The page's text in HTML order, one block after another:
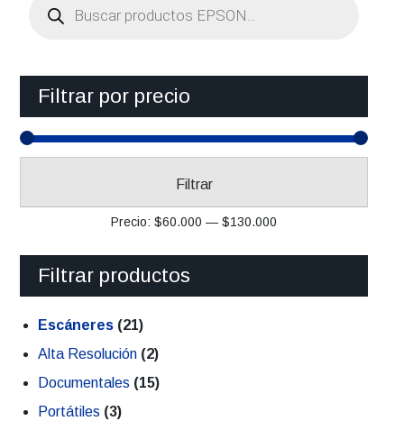
productos
Filtrar por precio
Filtrar
Precio:$60.000 —$130.000
Filtrar productos
Escáneres (21)
Alta Resolución (2)
Documentales (15)
Portátiles (3)